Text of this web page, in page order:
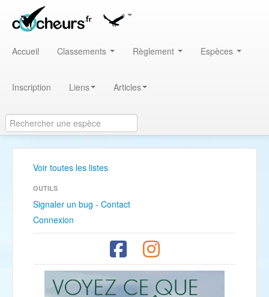
Accueil Classements Règlement Espèces
Inscription Liens Articles
Voir toutes les listes
OUTILS
Signaler un bug - Contact
Connexion